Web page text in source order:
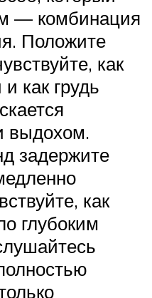
— комбинация
Положите
как
как грудь
выдохом.
задержите
как
глубоким